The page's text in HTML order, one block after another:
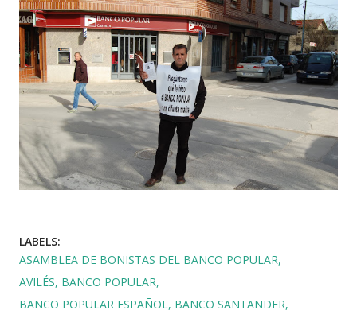
LABELS:
ASAMBLEA DE BONISTAS DEL BANCO POPULAR
AVILÉS BANCO POPULAR
BANCO POPULAR ESPAÑOL BANCO SANTANDER